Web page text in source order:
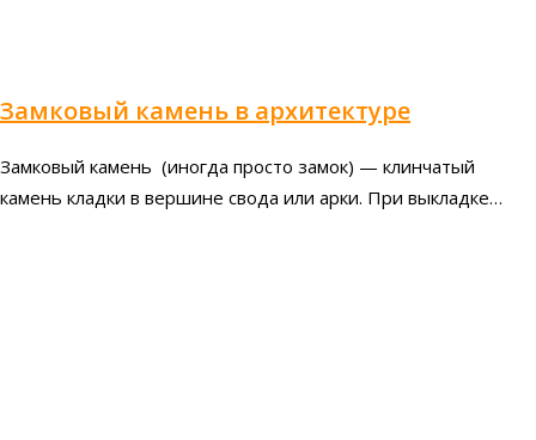
Замковый камень в архитектуре
Замковый камень (иногда просто замок) — клинчатый
камень кладки в вершине свода или арки. При выкладке…